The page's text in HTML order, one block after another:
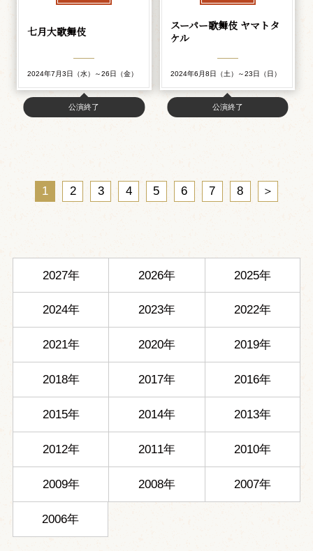
七月大歌舞伎
2024年7月3日（水）～26日（金）
公演終了
スーパー歌舞伎 ヤマトタ
ケル
2024年6月8日（土）～23日（日）
公演終了
1 2 3 4 5 6 7 8 ＞
2027年 2026年 2025年
2024年 2023年 2022年
2021年 2020年 2019年
2018年 2017年 2016年
2015年 2014年 2013年
2012年 2011年 2010年
2009年 2008年 2007年
2006年